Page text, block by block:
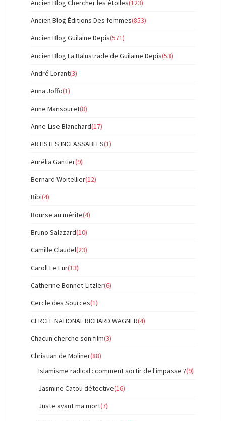
Ancien Blog Chercher les étoiles(123)
Ancien Blog Éditions Des femmes(853)
Ancien Blog Guilaine Depis(571)
Ancien Blog La Balustrade de Guilaine Depis(53)
André Lorant(3)
Anna Joffo(1)
Anne Mansouret(8)
Anne-Lise Blanchard(17)
ARTISTES INCLASSABLES(1)
Aurélia Gantier(9)
Bernard Woitellier(12)
Bibi(4)
Bourse au mérite(4)
Bruno Salazard(10)
Camille Claudel(23)
Caroll Le Fur(13)
Catherine Bonnet-Litzler(6)
Cercle des Sources(1)
CERCLE NATIONAL RICHARD WAGNER(4)
Chacun cherche son film(3)
Christian de Moliner(88)
Islamisme radical : comment sortir de l'impasse ?(9)
Jasmine Catou détective(16)
Juste avant ma mort(7)